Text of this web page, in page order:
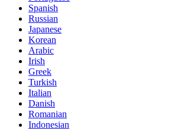
Spanish
Russian
Japanese
Korean
Arabic
Irish
Greek
Turkish
Italian
Danish
Romanian
Indonesian